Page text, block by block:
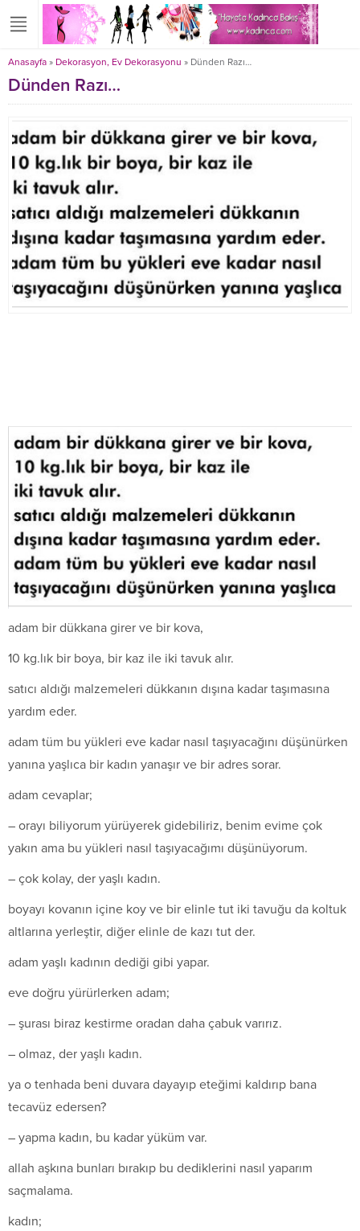
Anasayfa » Dekorasyon, Ev Dekorasyonu » Dünden Razı…
Dünden Razı…
adam bir dükkana girer ve bir kova,
10 kg.lık bir boya, bir kaz ile iki tavuk alır.
satıcı aldığı malzemeleri dükkanın dışına kadar taşımasına
yardım eder.
adam tüm bu yükleri eve kadar nasıl taşıyacağını düşünürken
yanına yaşlıca bir kadın yanaşır ve bir adres sorar.
adam cevaplar;
– orayı biliyorum yürüyerek gidebiliriz, benim evime çok
yakın ama bu yükleri nasıl taşıyacağımı düşünüyorum.
– çok kolay, der yaşlı kadın.
boyayı kovanın içine koy ve bir elinle tut iki tavuğu da koltuk
altlarına yerleştir, diğer elinle de kazı tut der.
adam yaşlı kadının dediği gibi yapar.
eve doğru yürürlerken adam;
– şurası biraz kestirme oradan daha çabuk varırız.
– olmaz, der yaşlı kadın.
ya o tenhada beni duvara dayayıp eteğimi kaldırıp bana
tecavüz edersen?
– yapma kadın, bu kadar yüküm var.
allah aşkına bunları bırakıp bu dediklerini nasıl yaparım
saçmalama.
kadın;